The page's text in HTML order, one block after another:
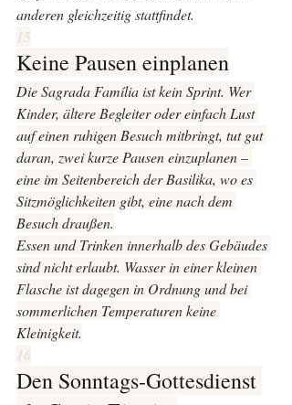
anderen gleichzeitig stattfindet.
15
Keine Pausen einplanen
Die Sagrada Família ist kein Sprint. Wer
Kinder, ältere Begleiter oder einfach Lust
auf einen ruhigen Besuch mitbringt, tut gut
daran, zwei kurze Pausen einzuplanen –
eine im Seitenbereich der Basilika, wo es
Sitzmöglichkeiten gibt, eine nach dem
Besuch draußen.
Essen und Trinken innerhalb des Gebäudes
sind nicht erlaubt. Wasser in einer kleinen
Flasche ist dagegen in Ordnung und bei
sommerlichen Temperaturen keine
Kleinigkeit.
16
Den Sonntags-Gottesdienst